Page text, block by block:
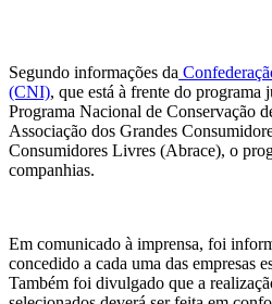
Segundo informações da
(CNI), que está à frente do programa
Programa Nacional de Conservação
Associação dos Grandes
Consumidores Livres (Abrace), o
companhias.
Em comunicado à imprensa, foi
concedido a cada uma das empresas
Também foi divulgado que a